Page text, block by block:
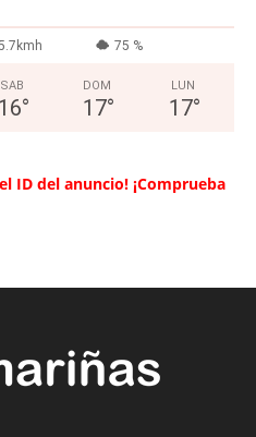
75 %
SAB
16°
DOM
17°
LUN
17°
ID del anuncio! ¡Comprueba